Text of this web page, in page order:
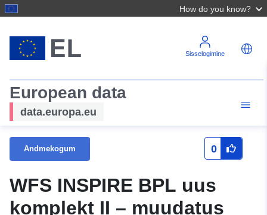
How do you know?
Sisselogimine
European data
data.europa.eu
Andmekogum 0
WFS INSPIRE BPL uus
komplekt II – muudatus